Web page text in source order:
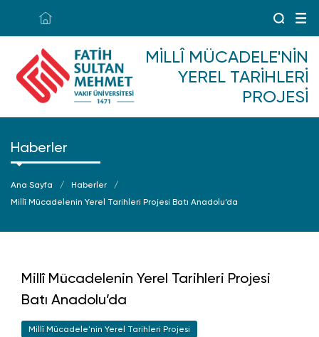
MILLÎ MÜCADELE'NIN
YEREL TARIHLERI
PROJESI
Haberler
Ana Sayfa
Haberler
Millî Mücadelenin Yerel Tarihleri Projesi Batı Anadolu’da
Millî Mücadelenin Yerel Tarihleri Projesi
Batı Anadolu’da
Millî Mücadele'nin Yerel Tarihleri Projesi